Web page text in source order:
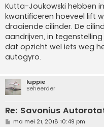
Kutta-Joukowski hebben
kwantificeren hoeveel lift
draaiende cilinder. De
aandrijven, in
dat opzicht wel iets weg
autogyro.
luppie
Beheerder
Re: Savonius
Bma mei 21, 2018 10:49 pm